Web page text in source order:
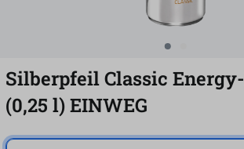
Silberpfeil Classic
(0,25 l)EINWEG